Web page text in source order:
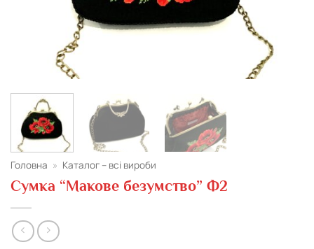
Головна » Каталог – всі вироби
Сумка “Макове безумство” Ф2